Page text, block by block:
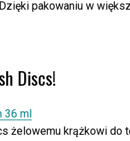
pakowaniu w
Discs!
żelowemu krążkowi do